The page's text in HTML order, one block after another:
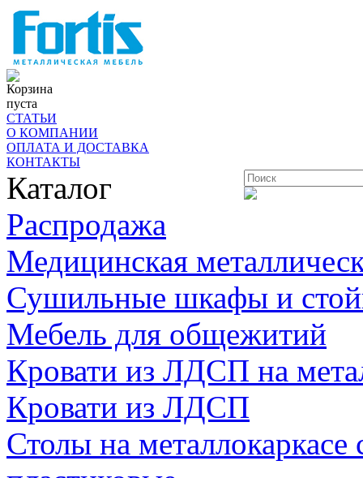
Корзина
пуста
СТАТЬИ
О КОМПАНИИ
ОПЛАТА И ДОСТАВКА
КОНТАКТЫ
Каталог
Распродажа
Медицинская
Сушильные шкафы и
Мебель для общежитий
Кровати из ЛДСП на
Кровати из ЛДСП
Столы на